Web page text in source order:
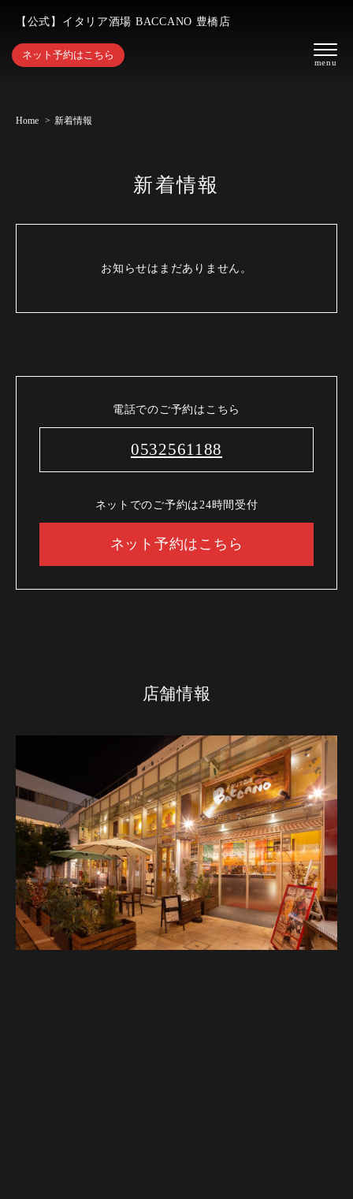
【公式】イタリア酒場 BACCANO 豊橋店
ネット予約はこちら
Home 新着情報
新着情報
お知らせはまだありません。
電話でのご予約はこちら
0532561188
ネットでのご予約は24時間受付
ネット予約はこちら
店舗情報